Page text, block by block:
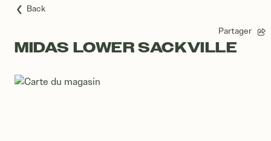
Back
Partager
MIDAS LOWER SACKVILLE